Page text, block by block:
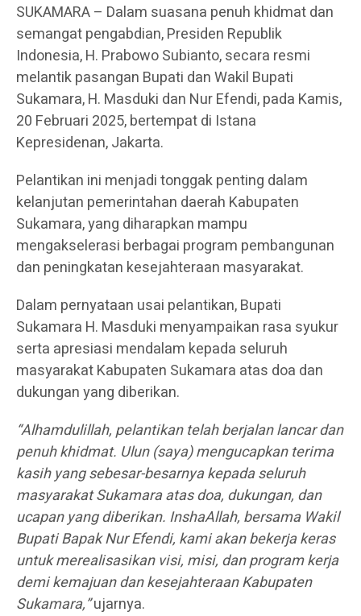
SUKAMARA – Dalam suasana penuh khidmat dan
semangat pengabdian, Presiden Republik
Indonesia, H. Prabowo Subianto, secara resmi
melantik pasangan Bupati dan Wakil Bupati
Sukamara, H. Masduki dan Nur Efendi, pada Kamis,
20 Februari 2025, bertempat di Istana
Kepresidenan, Jakarta.
Pelantikan ini menjadi tonggak penting dalam
kelanjutan pemerintahan daerah Kabupaten
Sukamara, yang diharapkan mampu
mengakselerasi berbagai program pembangunan
dan peningkatan kesejahteraan masyarakat.
Dalam pernyataan usai pelantikan, Bupati
Sukamara H. Masduki menyampaikan rasa syukur
serta apresiasi mendalam kepada seluruh
masyarakat Kabupaten Sukamara atas doa dan
dukungan yang diberikan.
“Alhamdulillah, pelantikan telah berjalan lancar dan
penuh khidmat. Ulun (saya) mengucapkan terima
kasih yang sebesar-besarnya kepada seluruh
masyarakat Sukamara atas doa, dukungan, dan
ucapan yang diberikan. InshaAllah, bersama Wakil
Bupati Bapak Nur Efendi, kami akan bekerja keras
untuk merealisasikan visi, misi, dan program kerja
demi kemajuan dan kesejahteraan Kabupaten
Sukamara,”ujarnya.